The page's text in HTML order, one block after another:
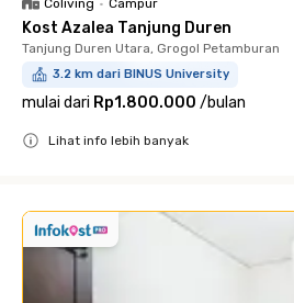
Coliving • Campur
Kost Azalea Tanjung Duren
Tanjung Duren Utara, Grogol Petamburan
3.2 km dari BINUS University
mulai dari Rp1.800.000 /bulan
Lihat info lebih banyak